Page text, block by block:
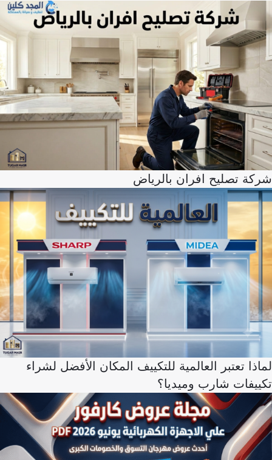
شركة تصليح افران بالرياض
لماذا تعتبر العالمية للتكييف المكان الأفضل لشراء
تكييفات شارب وميديا؟